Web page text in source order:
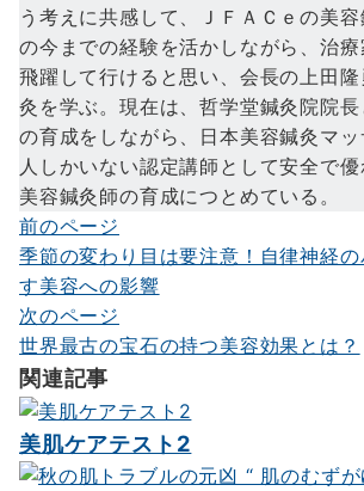
う考えに共感して、ＪＦＡＣｅの美
の今までの経験を活かしながら、治
飛躍して行けると思い、会長の上田
灸を学ぶ。現在は、哲学堂鍼灸院院
の育成をしながら、日本美容鍼灸マッ
人しかいない認定講師として安全で
美容鍼灸師の育成につとめている。
投
稿
ナ
ビ
ゲ
ー
シ
前のページ
季節の変わり目は要注意！自律神経
す美容への影響
次のページ
世界最古の宝石の持つ美容効果とは？
関連記事
美肌ケアテスト2